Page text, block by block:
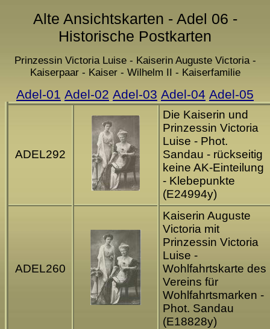
Alte Ansichtskarten - Adel 06 -
Historische Postkarten
Prinzessin Victoria Luise - Kaiserin Auguste Victoria -
Kaiserpaar - Kaiser - Wilhelm II - Kaiserfamilie
Adel-01 Adel-02 Adel-03 Adel-04 Adel-05
ADEL292
Die Kaiserin und
Prinzessin Victoria
Luise - Phot.
Sandau - rückseitig
keine AK-Einteilung
- Klebepunkte
(E24994y)
ADEL260
Kaiserin Auguste
Victoria mit
Prinzessin Victoria
Luise -
Wohlfahrtskarte des
Vereins für
Wohlfahrtsmarken -
Phot. Sandau
(E18828y)